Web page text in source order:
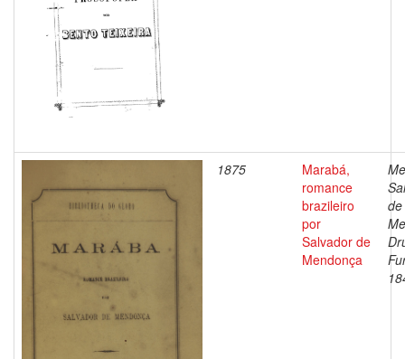
1875
Marabá,
romance
brazileiro
por
Salvador de
Mendonça
de